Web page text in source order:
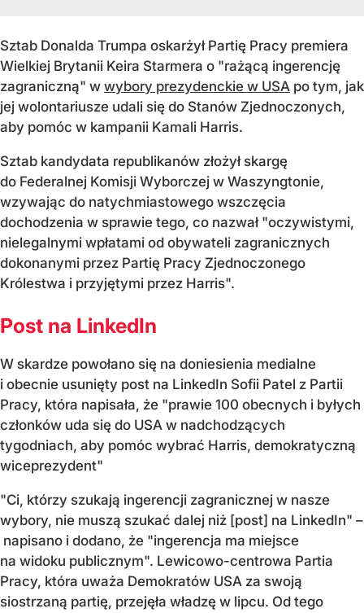
Sztab Donalda Trumpa oskarżył Partię Pracy premiera
Wielkiej Brytanii Keira Starmera o "rażącą ingerencję
zagraniczną" w wybory prezydenckie w USA po tym, jak
jej wolontariusze udali się do Stanów Zjednoczonych,
aby pomóc w kampanii Kamali Harris.
Sztab kandydata republikanów złożył skargę
do Federalnej Komisji Wyborczej w Waszyngtonie,
wzywając do natychmiastowego wszczęcia
dochodzenia w sprawie tego, co nazwał "oczywistymi,
nielegalnymi wpłatami od obywateli zagranicznych
dokonanymi przez Partię Pracy Zjednoczonego
Królestwa i przyjętymi przez Harris".
Post na LinkedIn
W skardze powołano się na doniesienia medialne
i obecnie usunięty post na LinkedIn Sofii Patel z Partii
Pracy, która napisała, że "prawie 100 obecnych i byłych
członków uda się do USA w nadchodzących
tygodniach, aby pomóc wybrać Harris, demokratyczną
wiceprezydent"
"Ci, którzy szukają ingerencji zagranicznej w nasze
wybory, nie muszą szukać dalej niż [post] na LinkedIn" –
napisano i dodano, że "ingerencja ma miejsce
na widoku publicznym". Lewicowo-centrowa Partia
Pracy, która uważa Demokratów USA za swoją
siostrzaną partię, przejęła władzę w lipcu. Od tego